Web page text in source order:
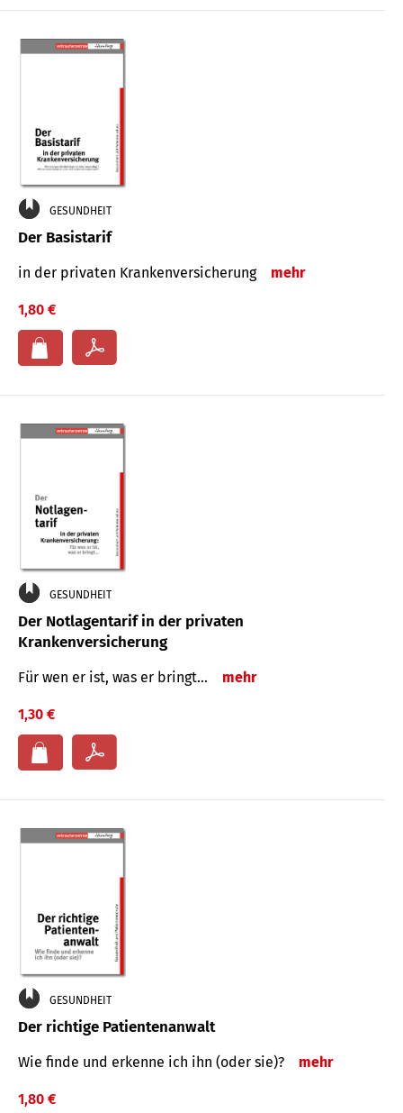
GESUNDHEIT
Der Basistarif
in der privaten Kran­ken­ver­siche­rung mehr
1,80 €
GESUNDHEIT
Der Notlagentarif in der privaten
Krankenversicherung
Für wen er ist, was er bringt… mehr
1,30 €
GESUNDHEIT
Der richtige Patientenanwalt
Wie finde und erkenne ich ihn (oder sie)? mehr
1,80 €